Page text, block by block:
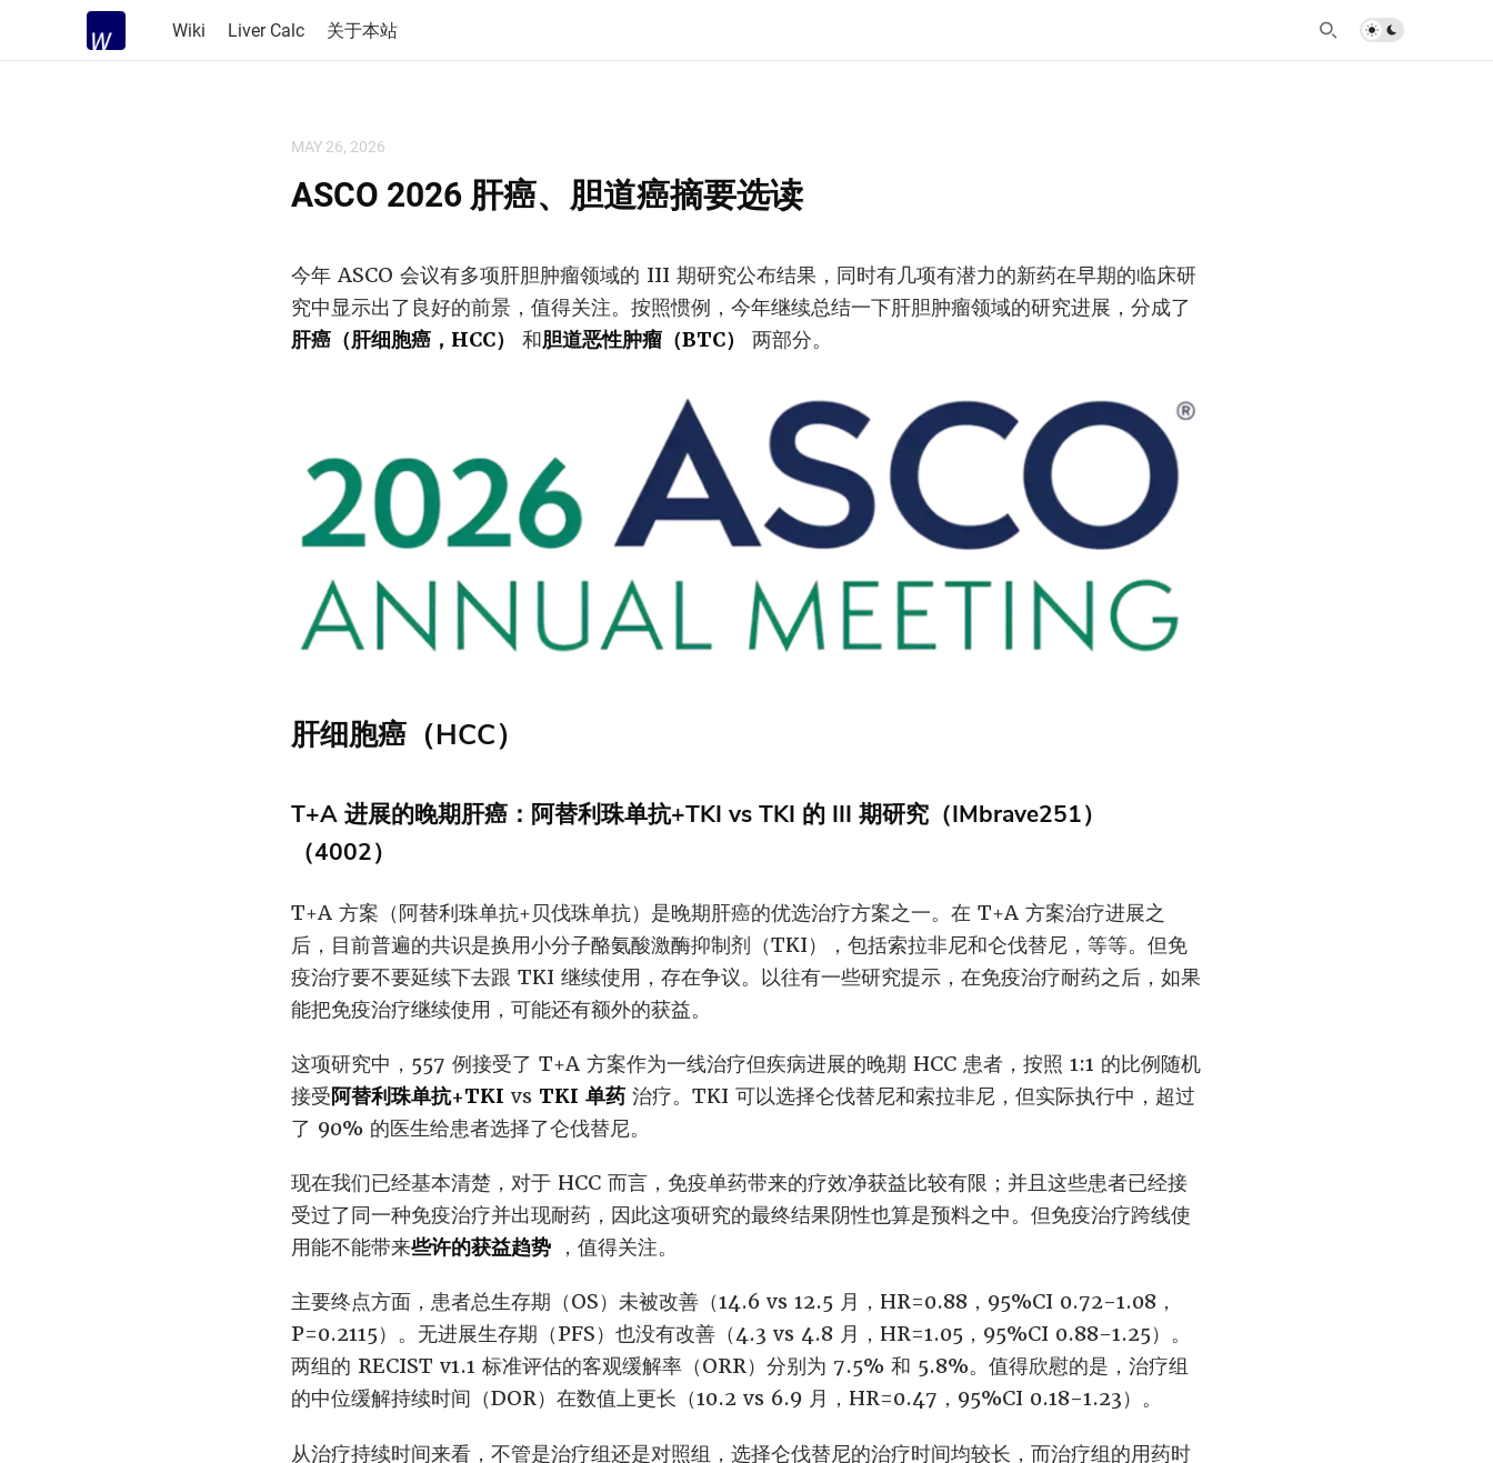
Wiki Liver Calc 关于本站
MAY 26, 2026
ASCO 2026 肝癌、胆道癌摘要选读
今年 ASCO 会议有多项肝胆肿瘤领域的 III 期研究公布结果，同时有几项有潜力的新药在早期的临床研
究中显示出了良好的前景，值得关注。按照惯例，今年继续总结一下肝胆肿瘤领域的研究进展，分成了
肝癌（肝细胞癌，HCC）
和胆道恶性肿瘤（BTC） 两部分。
肝细胞癌（HCC）
T+A 进展的晚期肝癌：阿替利珠单抗+TKI vs TKI 的 III 期研究（IMbrave251）
（4002）
T+A 方案（阿替利珠单抗+贝伐珠单抗）是晚期肝癌的优选治疗方案之一。在 T+A 方案治疗进展之
后，目前普遍的共识是换用小分子酪氨酸激酶抑制剂（TKI），包括索拉非尼和仑伐替尼，等等。但免
疫治疗要不要延续下去跟 TKI 继续使用，存在争议。以往有一些研究提示，在免疫治疗耐药之后，如果
能把免疫治疗继续使用，可能还有额外的获益。
这项研究中，557 例接受了 T+A 方案作为一线治疗但疾病进展的晚期 HCC 患者，按照 1:1 的比例随机
接受阿替利珠单抗+TKI vs TKI 单药 治疗。TKI 可以选择仑伐替尼和索拉非尼，但实际执行中，超过
了 90% 的医生给患者选择了仑伐替尼。
现在我们已经基本清楚，对于 HCC 而言，免疫单药带来的疗效净获益比较有限；并且这些患者已经接
受过了同一种免疫治疗并出现耐药，因此这项研究的最终结果阴性也算是预料之中。但免疫治疗跨线使
用能不能带来些许的获益趋势 ，值得关注。
主要终点方面，患者总生存期（OS）未被改善（14.6 vs 12.5 月，HR=0.88，95%CI 0.72-1.08，
P=0.2115）。无进展生存期（PFS）也没有改善（4.3 vs 4.8 月，HR=1.05，95%CI 0.88-1.25）。
两组的 RECIST v1.1 标准评估的客观缓解率（ORR）分别为 7.5% 和 5.8%。值得欣慰的是，治疗组
的中位缓解持续时间（DOR）在数值上更长（10.2 vs 6.9 月，HR=0.47，95%CI 0.18-1.23）。
从治疗持续时间来看，不管是治疗组还是对照组，选择仑伐替尼的治疗时间均较长，而治疗组的用药时